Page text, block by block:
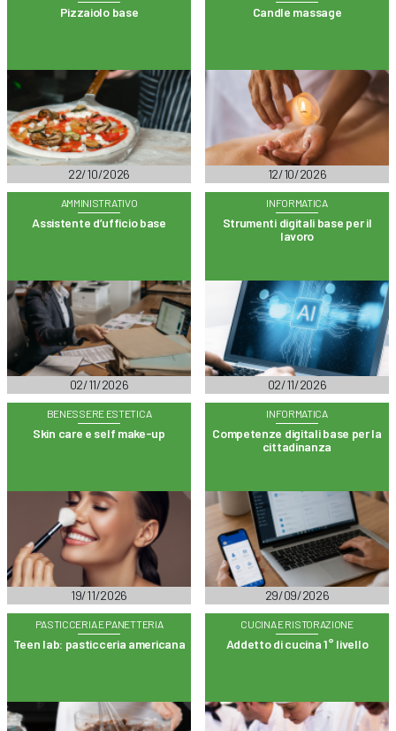
Pizzaiolo base
22/10/2026
Candle massage
12/10/2026
AMMINISTRATIVO
Assistente d’ufficio base
02/11/2026
INFORMATICA
Strumenti digitali base per il
lavoro
02/11/2026
BENESSERE ESTETICA
Skin care e self make-up
19/11/2026
INFORMATICA
Competenze digitali base per la
cittadinanza
29/09/2026
PASTICCERIA E PANETTERIA
Teen lab: pasticceria americana
CUCINA E RISTORAZIONE
Addetto di cucina 1° livello